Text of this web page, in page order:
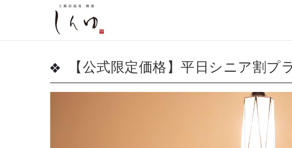
【公式限定価格】平日シニア割プ